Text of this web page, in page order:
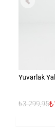
Yuvarlak
₺3.299,95